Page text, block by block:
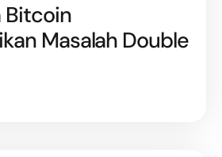
Bitcoin
Masalah Double